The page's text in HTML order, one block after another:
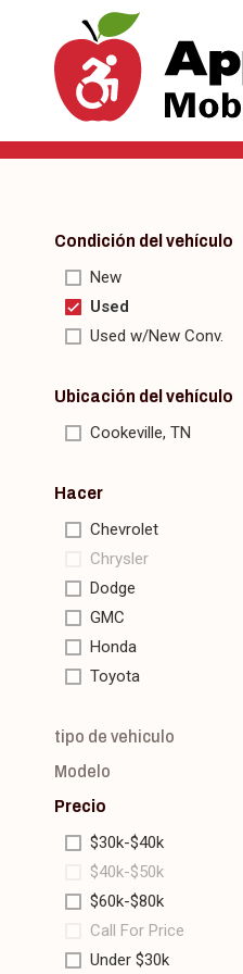
Condición del vehículo
Used w/New Conv.
New
Used
Ubicación del vehículo
Cookeville, TN
Hacer
Chrysler
Chevrolet
Toyota
Honda
GMC
Dodge
tipo de vehiculo
Minivan
todoterreno
Modelo
Voyager
Traverse
Sienna
Pacifica
Odyssey
Grand Caravan
Precio
$40k-$50k
Call For Price
$60k-$80k
Under $30k
$30k-$40k